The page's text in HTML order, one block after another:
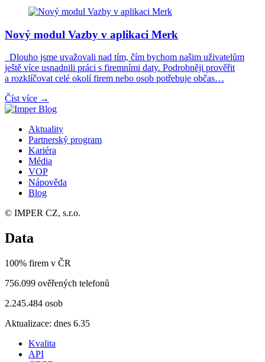
Nový modul Vazby v aplikaci Merk
Dlouho jsme uvažovali nad tím, čím bychom našim uživatelům
ještě více usnadnili práci s firemními daty. Podrobněji prověřit
a rozklíčovat celé okolí firem nebo osob potřebuje občas…
Číst více →
Aktuality
Partnerský program
Kariéra
Média
VOP
Nápověda
Blog
© IMPER CZ, s.r.o.
Data
100% firem v ČR
756.099 ověřených telefonů
2.245.484 osob
Aktualizace: dnes 6.35
Kvalita
API